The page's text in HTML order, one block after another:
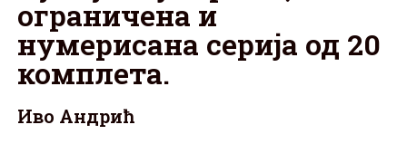
ограничена и
нумерисана серија од 20
комплета.
Иво Андрић